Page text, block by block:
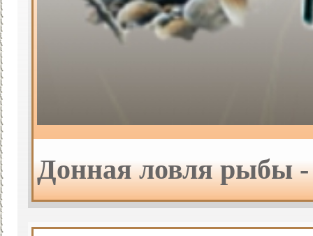
Донная ловля рыбы -